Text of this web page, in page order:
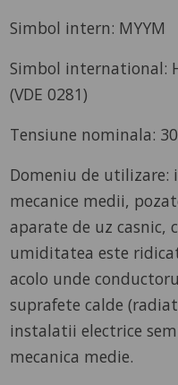
Simbol intern: MYYM
Simbol international:
(VDE 0281)
Tensiune nominala:
Domeniu de
mecanice medii,
aparate de uz casnic,
umiditatea este
acolo unde
suprafete calde
instalatii electrice
mecanica medie.